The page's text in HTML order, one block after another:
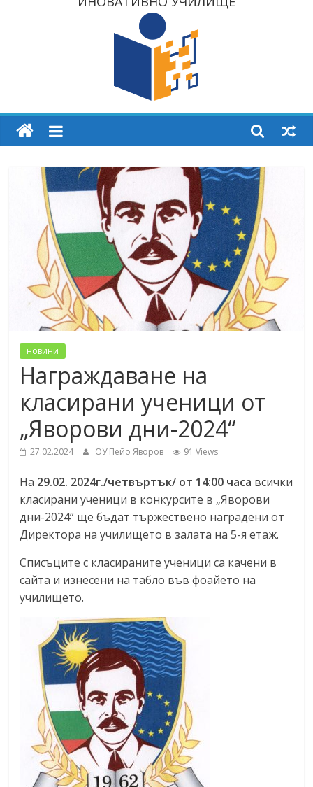
новини
Награждаване на
класирани ученици от
„Яворови дни-2024“
27.02.2024 ОУ Пейо Яворов 91 Views
На 29.02. 2024г./четвъртък/ от 14:00 часа всички
класирани ученици в конкурсите в „Яворови
дни-2024“ ще бъдат тържествено наградени от
Директора на училището в залата на 5-я етаж.
Списъците с класираните ученици са качени в
сайта и изнесени на табло във фоайето на
училището.